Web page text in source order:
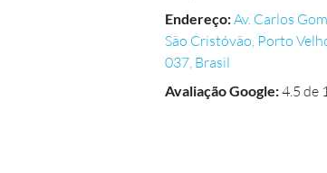
Endereço:Av. Carlos
São Cristóvão, Porto
037, Brasil
Avaliação Google:4.5 de